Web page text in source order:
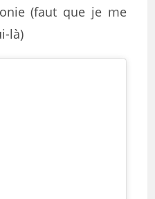
(faut que je me
là)